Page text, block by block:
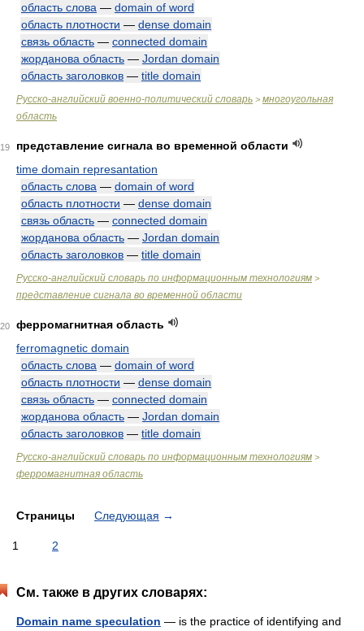
область слова — domain of word
область плотности — dense domain
связь область — connected domain
жорданова область — Jordan domain
область заголовков — title domain
Русско-английский военно-политический словарь > многоугольная
область
19
представление сигнала во временной области
time domain represantation
область слова — domain of word
область плотности — dense domain
связь область — connected domain
жорданова область — Jordan domain
область заголовков — title domain
Русско-английский словарь по информационным технологиям >
представление сигнала во временной области
20
ферромагнитная область
ferromagnetic domain
область слова — domain of word
область плотности — dense domain
связь область — connected domain
жорданова область — Jordan domain
область заголовков — title domain
Русско-английский словарь по информационным технологиям >
ферромагнитная область
Страницы Следующая →
1 2
См. также в других словарях:
Domain name speculation — is the practice of identifying and